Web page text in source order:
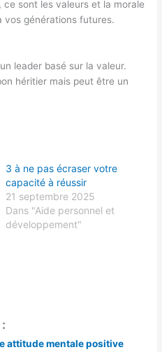
sont les valeurs et la morale
vos générations futures.
leader basé sur la valeur.
héritier mais peut être un
3 à ne pas écraser votre
capacité à réussir
21 septembre 2025
Dans "Aide personnel et
développement"
attitude mentale positive